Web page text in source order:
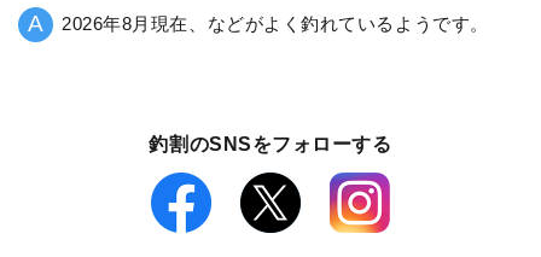
2026年8月現在、などがよく釣れているようです。
釣割のSNSをフォローする